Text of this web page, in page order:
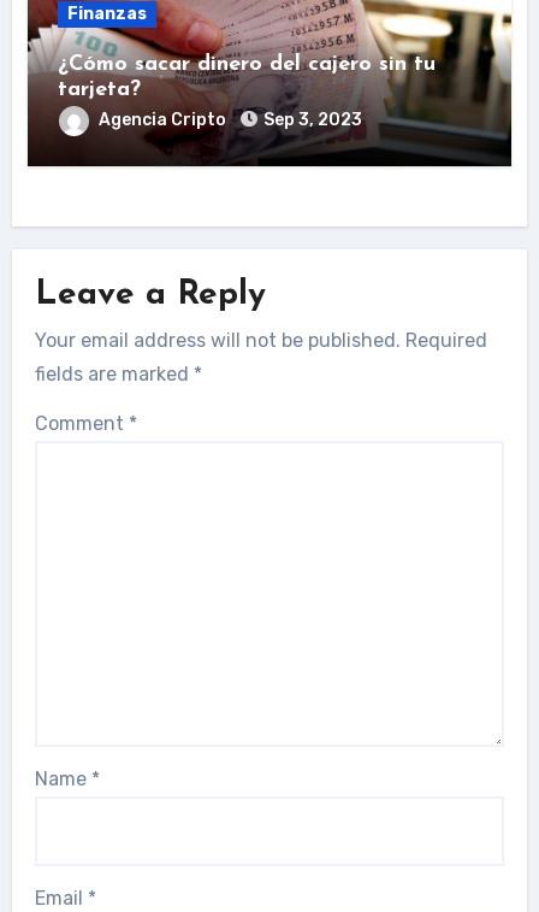
Finanzas
¿Cómo sacar dinero del cajero sin tu
tarjeta?
Agencia Cripto Sep 3, 2023
Leave a Reply
Your email address will not be published. Required
fields are marked *
Comment *
Name *
Email *